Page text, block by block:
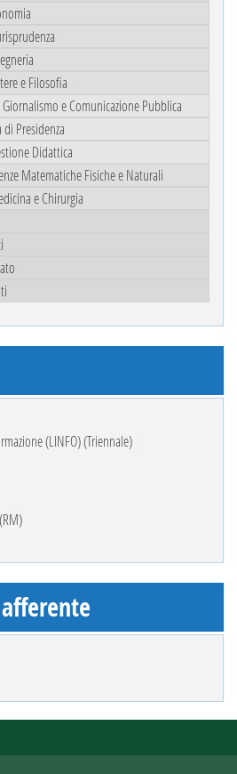
e Filosofia
e Comunicazione Pubblica
di Presidenza
Didattica
Matematiche Fisiche e Naturali
e Chirurgia
(LINFO) (Triennale)